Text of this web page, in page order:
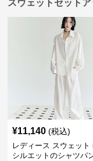
スウェットセット
¥11,140 (税込)
レディース スウェット
シルエットのシャツパ